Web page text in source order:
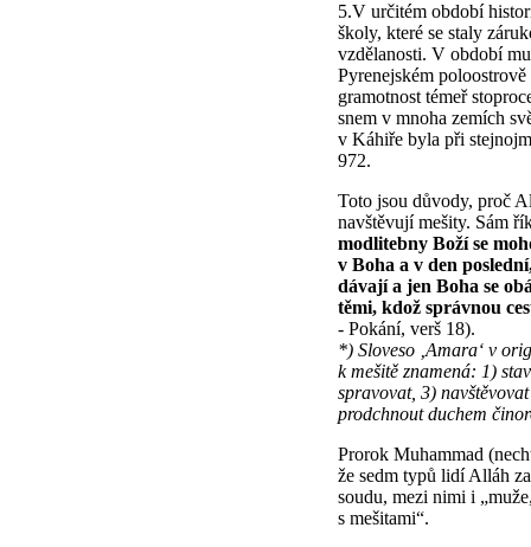
5.V určitém období
školy, které se staly
vzdělanosti. V období
Pyrenejském
gramotnost témeř
snem v mnoha zemích
v Káhiře byla při
972.
Toto jsou důvody, proč
navštěvují mešity. Sám
modlitebny Boží se
v Boha a v den
dávají a jen Boha se
těmi, kdož správnou
- Pokání, verš 18).
*) Sloveso ‚Amara‘ v
k mešitě znamená: 1)
spravovat, 3)
prodchnout duchem
Prorok Muhammad
že sedm typů lidí Alláh
soudu, mezi nimi i
s mešitami“.